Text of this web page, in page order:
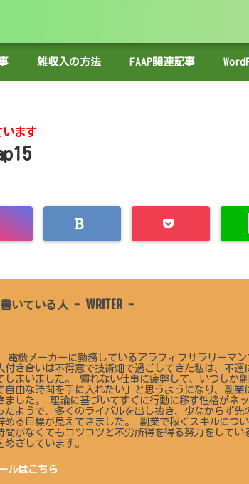
雑収入の方法 FAAP関連記事
ます
いている人 - WRITER -
機メーカーに勤務しているアラフィフサラリーマン
付き合いは不得意で技術畑で過ごしてきた私は、不運
しまいました。 慣れない仕事に疲弊して、いつしか
自由な時間を手に入れたい」と思うようになり、副業
ました。 理論に基づいてすぐに行動に移す性格がネ
たようで、多くのライバルを出し抜き、少なからず先
める目標が見えてきました。 副業で稼ぐスキルにつ
間がなくてもコツコツと不労所得を得る努力をしてい
ざしています。
ルはこちら